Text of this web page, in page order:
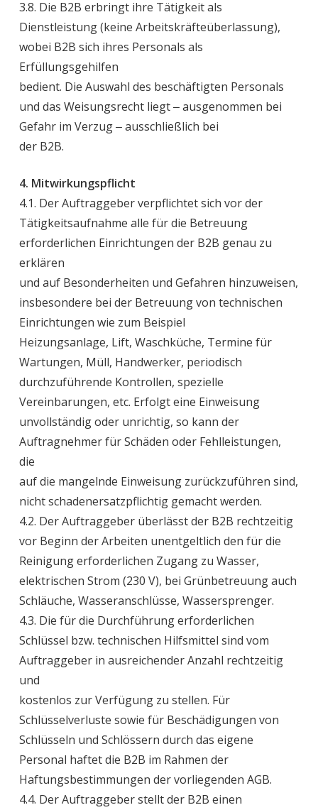
3.8. Die B2B erbringt ihre Tätigkeit als
Dienstleistung (keine Arbeitskräfteüberlassung),
wobei B2B sich ihres Personals als
Erfüllungsgehilfen
bedient. Die Auswahl des beschäftigten Personals
und das Weisungsrecht liegt ‒ ausgenommen bei
Gefahr im Verzug ‒ ausschließlich bei
der B2B.
4. Mitwirkungspflicht
4.1. Der Auftraggeber verpflichtet sich vor der
Tätigkeitsaufnahme alle für die Betreuung
erforderlichen Einrichtungen der B2B genau zu
erklären
und auf Besonderheiten und Gefahren hinzuweisen,
insbesondere bei der Betreuung von technischen
Einrichtungen wie zum Beispiel
Heizungsanlage, Lift, Waschküche, Termine für
Wartungen, Müll, Handwerker, periodisch
durchzuführende Kontrollen, spezielle
Vereinbarungen, etc. Erfolgt eine Einweisung
unvollständig oder unrichtig, so kann der
Auftragnehmer für Schäden oder Fehlleistungen,
die
auf die mangelnde Einweisung zurückzuführen sind,
nicht schadenersatzpflichtig gemacht werden.
4.2. Der Auftraggeber überlässt der B2B rechtzeitig
vor Beginn der Arbeiten unentgeltlich den für die
Reinigung erforderlichen Zugang zu Wasser,
elektrischen Strom (230 V), bei Grünbetreuung auch
Schläuche, Wasseranschlüsse, Wassersprenger.
4.3. Die für die Durchführung erforderlichen
Schlüssel bzw. technischen Hilfsmittel sind vom
Auftraggeber in ausreichender Anzahl rechtzeitig
und
kostenlos zur Verfügung zu stellen. Für
Schlüsselverluste sowie für Beschädigungen von
Schlüsseln und Schlössern durch das eigene
Personal haftet die B2B im Rahmen der
Haftungsbestimmungen der vorliegenden AGB.
4.4. Der Auftraggeber stellt der B2B einen